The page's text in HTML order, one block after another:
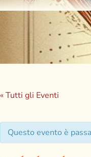
« Tutti gli Eventi
Questo evento è